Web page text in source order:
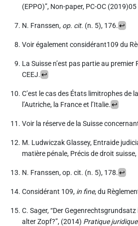
(EPPO)”, Non-paper, PC-OC
N. Franssen, op. cit. (n. 5), 176.↩
Voir également considérant109 du
La Suisse n’est pas partie au
CEEJ.↩
C’est le cas des États limitrophes de
l’Autriche, la France et l’Italie.↩
Voir la réserve de la Suisse
M. Ludwiczak Glassey, Entraide
matière pénale, Précis de droit
N. Franssen, op. cit. (n. 5), 178.↩
Considérant 109, in fine, du
C. Sager, “Der
alter Zopf?”, (2014) Pratique